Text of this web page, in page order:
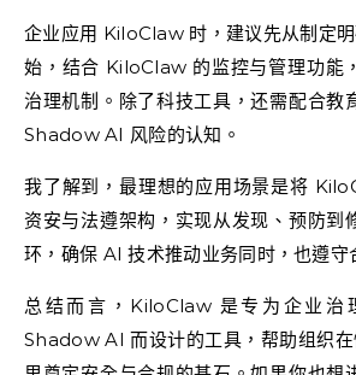
企业应用 KiloClaw 时，建议先从制定
始，结合 KiloClaw 的监控与管理功能
治理机制。除了科技工具，还需配合教
Shadow AI 风险的认知。
我了解到，最理想的应用场景是将
资安与法遵架构，实现从发现、预防到
环，确保 AI 技术推动业务同时，也遵守
总结而言，KiloClaw 是专为企业治
Shadow AI 而设计的工具，帮助组织